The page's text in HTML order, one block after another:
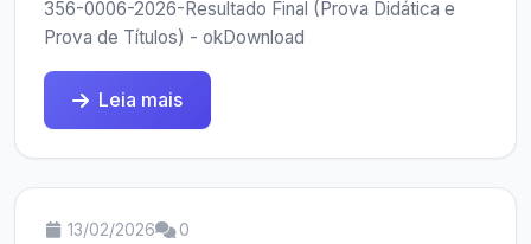
356-0006-2026-Resultado Final (Prova Didática e
Prova de Títulos) - okDownload
Leia mais
13/02/2026 0